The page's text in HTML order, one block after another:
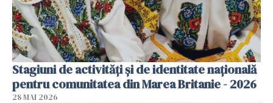
Stagiuni de activități și de identitate națională
pentru comunitatea din Marea Britanie - 2026
28 MAI 2026